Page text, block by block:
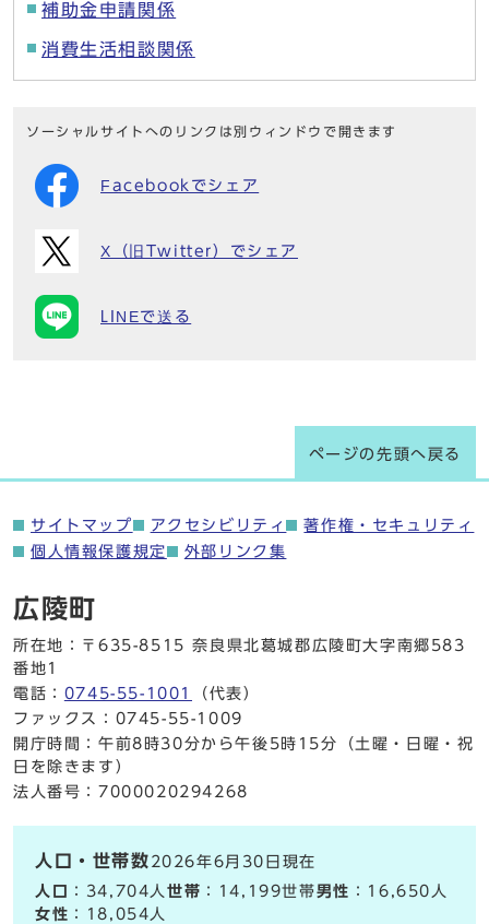
補助金申請関係
消費生活相談関係
ソーシャルサイトへのリンクは別ウィンドウで開きます
Facebookでシェア
X（旧Twitter）でシェア
LINEで送る
ページの先頭へ戻る
サイトマップ アクセシビリティ
著作権・セキュリティ
個人情報保護規定
外部リンク集
広陵町
所在地：〒635-8515 奈良県北葛城郡広陵町大字南郷583
番地1
電話： 0745-55-1001
（代表）
ファックス：0745-55-1009
開庁時間：午前8時30分から午後5時15分（土曜・日曜・祝
日を除きます）
法人番号：7000020294268
人口・世帯数 2026年6月30日現在
人口
：34,704人世帯 ：14,199世帯男性 ：16,650人
女性 ：18,054人